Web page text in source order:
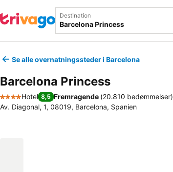
Destination
Se alle overnatningssteder i Barcelona
Barcelona Princess
4 Stjerner
Hotel 8,5 Fremragende (20.810 bedømmelser)
Av. Diagonal, 1, 08019, Barcelona, Spanien